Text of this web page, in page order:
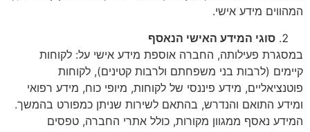
המהווים מידע אישי.
סוגי המידע האישי הנאסף
במסגרת פעילותה, החברה אוספת מידע אישי על: לקוחות
קיימים (לרבות בני משפחתם ולרבות קטינים), לקוחות
פוטנציאליים, מידע פיננסי של לקוחות, מיופי כוח, מידע רפואי
ומידע התואם והנדרש, בהתאם לשירות שניתן כמפורט בהמשך.
המידע נאסף ממגוון מקורות, כולל אתרי החברה, טפסים